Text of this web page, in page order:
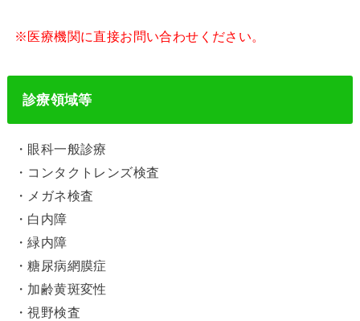
※医療機関に直接お問い合わせください。
診療領域等
・眼科一般診療
・コンタクトレンズ検査
・メガネ検査
・白内障
・緑内障
・糖尿病網膜症
・加齢黄斑変性
・視野検査